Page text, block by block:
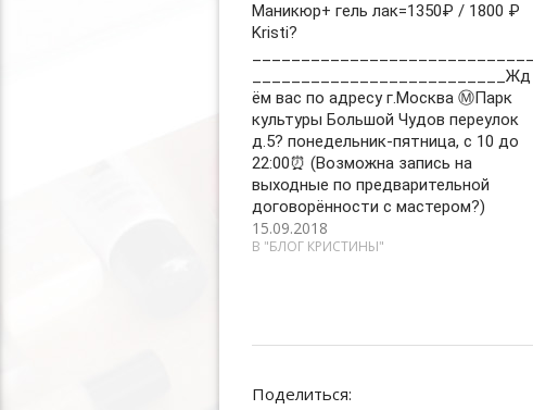
Маникюр+ гель лак=1350₽ / 1800 ₽
Kristi?
__________________________Жд
ём вас по адресу г.Москва Ⓜ️Парк
культуры Большой Чудов переулок
д.5? понедельник-пятница, с 10 до
22:00⏰ (Возможна запись на
выходные по предварительной
договорённости с мастером?)
15.09.2018
В "БЛОГ КРИСТИНЫ"
Поделиться: